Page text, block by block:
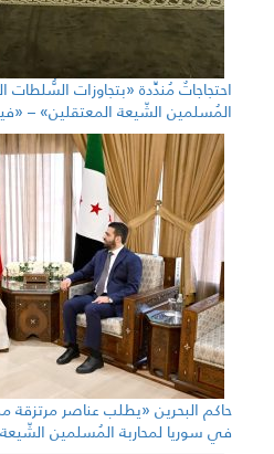
احتجاجاتٌ مُندِّدة «بتجاوزات السُّلطات
المُسلمين الشّيعة المعتقلين» – «فيديو»
حاكم البحرين «يطلب عناصر مرتزقة من
في سوريا لمحاربة المُسلمين الشّيعة في